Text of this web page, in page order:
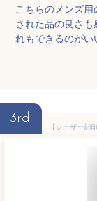
こちらのメンズ
された品の良さ
れもできるのがい
3rd